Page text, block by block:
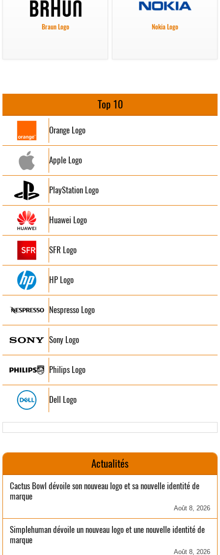
Braun Logo Nokia Logo
Top 10
Orange Logo
Apple Logo
PlayStation Logo
Huawei Logo
SFR Logo
HP Logo
Nespresso Logo
Sony Logo
Philips Logo
Dell Logo
Actualités
Cactus Bowl dévoile son nouveau logo et sa nouvelle identité de
marque
Août 8, 2026
Simplehuman dévoile un nouveau logo et une nouvelle identité de
marque
Août 8, 2026